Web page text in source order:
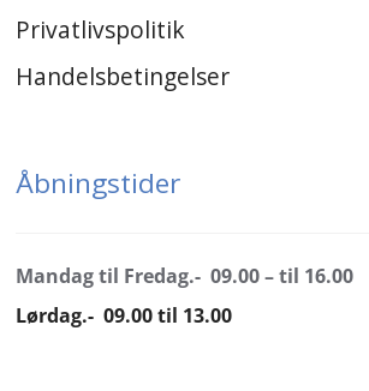
Privatlivspolitik
Handelsbetingelser
Åbningstider
Mandag til Fredag.- 09.00 – til 16.00
Lørdag.- 09.00 til 13.00